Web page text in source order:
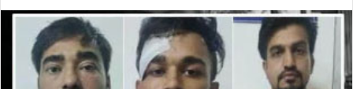
d